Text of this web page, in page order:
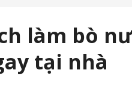
làm bò
tại nhà